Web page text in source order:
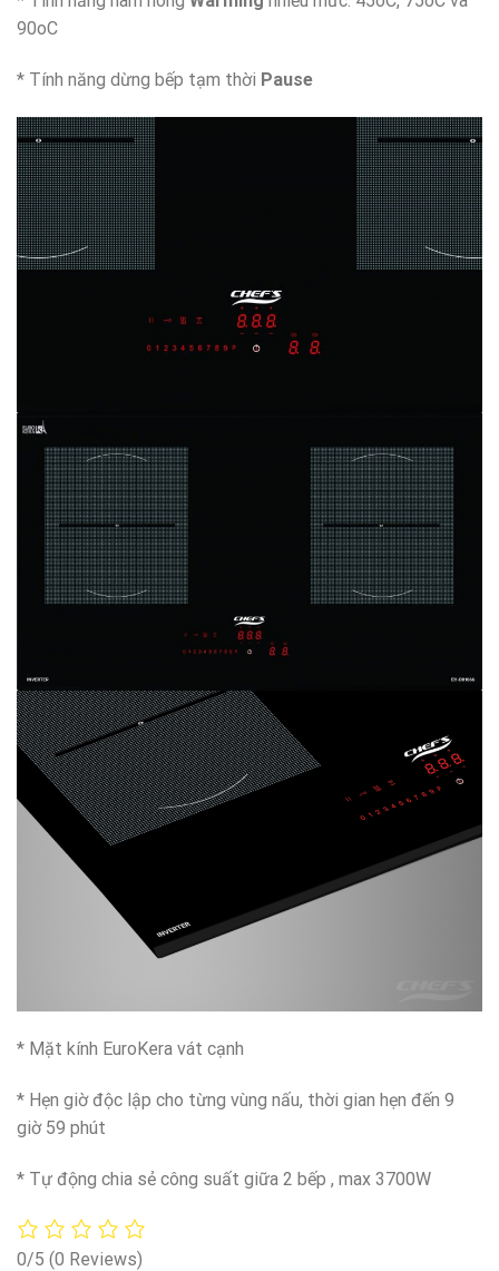
90oC
* Tính năng dừng bếp tạm thời Pause
* Mặt kính EuroKera vát cạnh
* Hẹn giờ độc lập cho từng vùng nấu, thời gian hẹn đến 9
giờ 59 phút
* Tự động chia sẻ công suất giữa 2 bếp , max 3700W
0/5 (0 Reviews)